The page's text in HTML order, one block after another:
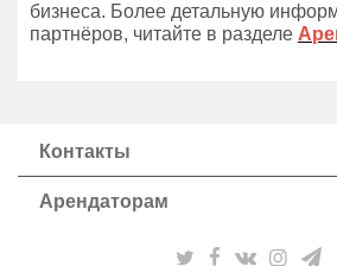
бизнеса. Более детальную
партнёров, читайте в разделе
Контакты
Арендаторам